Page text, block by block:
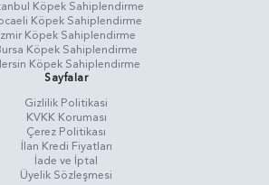
Köpek Sahiplendirme
Köpek Sahiplendirme
Köpek Sahiplendirme
Köpek Sahiplendirme
Köpek Sahiplendirme
Sayfalar
Gizlilik Politikasi
KVKK Koruması
Çerez Politikası
İlan Kredi Fiyatları
İade ve İptal
Üyelik Sözleşmesi